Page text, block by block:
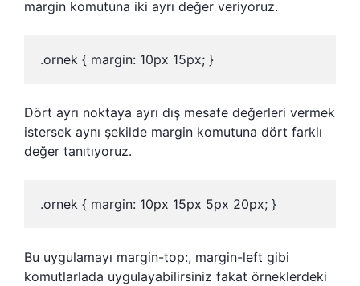
margin komutuna iki ayrı değer veriyoruz.
.ornek { margin: 10px 15px; }
Dört ayrı noktaya ayrı dış mesafe değerleri vermek
istersek aynı şekilde margin komutuna dört farklı
değer tanıtıyoruz.
.ornek { margin: 10px 15px 5px 20px; }
Bu uygulamayı margin-top:, margin-left gibi
komutlarlada uygulayabilirsiniz fakat örneklerdeki